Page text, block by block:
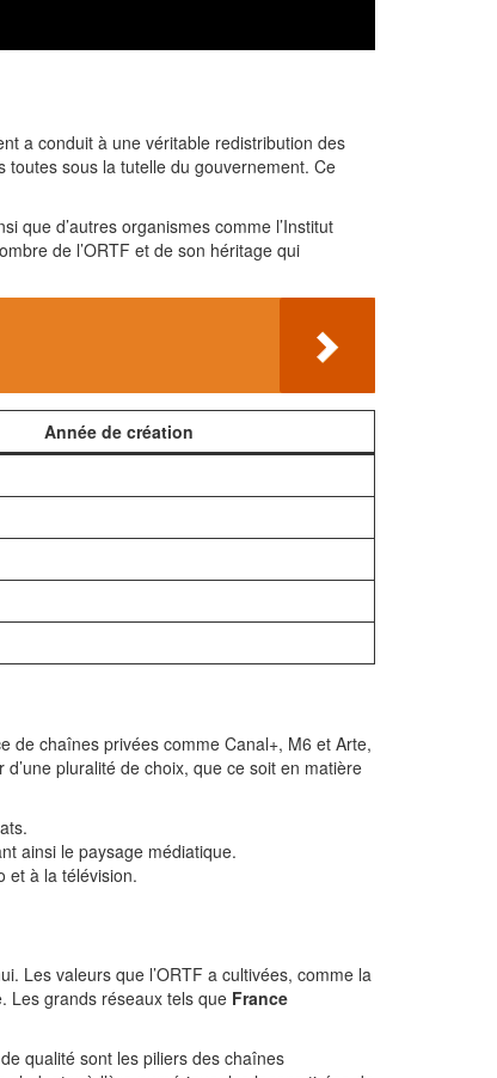
a conduit à une véritable redistribution des
toutes sous la tutelle du gouvernement. Ce
que d’autres organismes comme l’Institut
de l’ORTF et de son héritage qui
Année de création
de chaînes privées comme Canal+, M6 et Arte,
pluralité de choix, que ce soit en matière
ainsi le paysage médiatique.
et à la télévision.
Les valeurs que l’ORTF a cultivées, comme la
Les grands réseaux tels que France
qualité sont les piliers des chaînes